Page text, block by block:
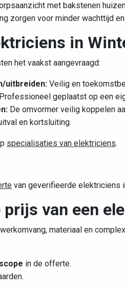
met bakstenen
zorgen voor minder wachttijd
in
het vaakst aangevraagd:
uitbreiden: Veilig en
Professioneel geplaatst op een
De omvormer veilig koppelen
en kortsluiting.
specialisaties van elektriciens.
van geverifieerde elektriciens
prijs van een
materiaal en
in de offerte.